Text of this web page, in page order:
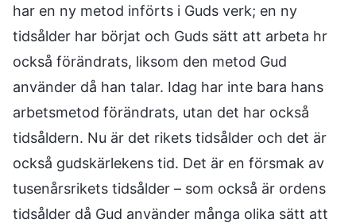
har en ny metod införts i Guds verk; en ny
tidsålder har börjat och Guds sätt att arbeta hr
också förändrats, liksom den metod Gud
använder då han talar. Idag har inte bara hans
arbetsmetod förändrats, utan det har också
tidsåldern. Nu är det rikets tidsålder och det är
också gudskärlekens tid. Det är en försmak av
tusenårsrikets tidsålder – som också är ordens
tidsålder då Gud använder många olika sätt att